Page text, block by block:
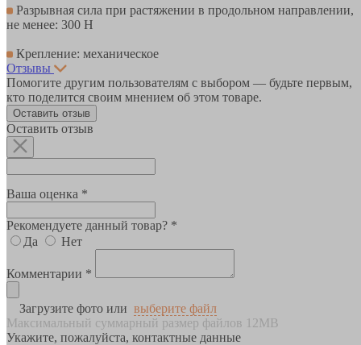
Разрывная сила при растяжении в продольном направлении,
не менее: 300 Н
Крепление: механическое
Отзывы
Помогите другим пользователям с выбором — будьте первым,
кто поделится своим мнением об этом товаре.
Оставить отзыв
Оставить отзыв
Ваша оценка *
Рекомендуете данный товар? *
Да
Нет
Комментарии *
Загрузите фото или выберите файл
Максимальный суммарный размер файлов 12MB
Укажите, пожалуйста, контактные данные